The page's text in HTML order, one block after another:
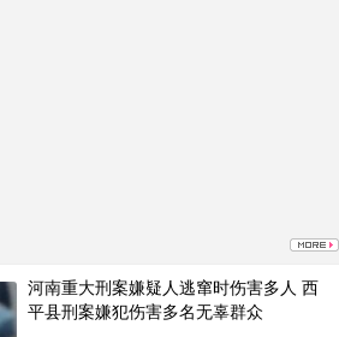
河南重大刑案嫌疑人逃窜时伤害多人 西
平县刑案嫌犯伤害多名无辜群众